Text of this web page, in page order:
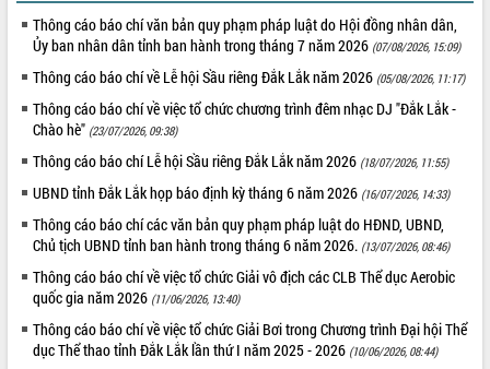
Thông cáo báo chí văn bản quy phạm pháp luật do Hội đồng nhân dân,
Ủy ban nhân dân tỉnh ban hành trong tháng 7 năm 2026 (07/08/2026, 15:09)
Thông cáo báo chí về Lễ hội Sầu riêng Đắk Lắk năm 2026 (05/08/2026, 11:17)
Thông cáo báo chí về việc tổ chức chương trình đêm nhạc DJ "Đắk Lắk -
Chào hè" (23/07/2026, 09:38)
Thông cáo báo chí Lễ hội Sầu riêng Đắk Lắk năm 2026 (18/07/2026, 11:55)
UBND tỉnh Đắk Lắk họp báo định kỳ tháng 6 năm 2026 (16/07/2026, 14:33)
Thông cáo báo chí các văn bản quy phạm pháp luật do HĐND, UBND,
Chủ tịch UBND tỉnh ban hành trong tháng 6 năm 2026. (13/07/2026, 08:46)
Thông cáo báo chí về việc tổ chức Giải vô địch các CLB Thể dục Aerobic
quốc gia năm 2026 (11/06/2026, 13:40)
Thông cáo báo chí về việc tổ chức Giải Bơi trong Chương trình Đại hội Thể
dục Thể thao tỉnh Đắk Lắk lần thứ I năm 2025 - 2026 (10/06/2026, 08:44)